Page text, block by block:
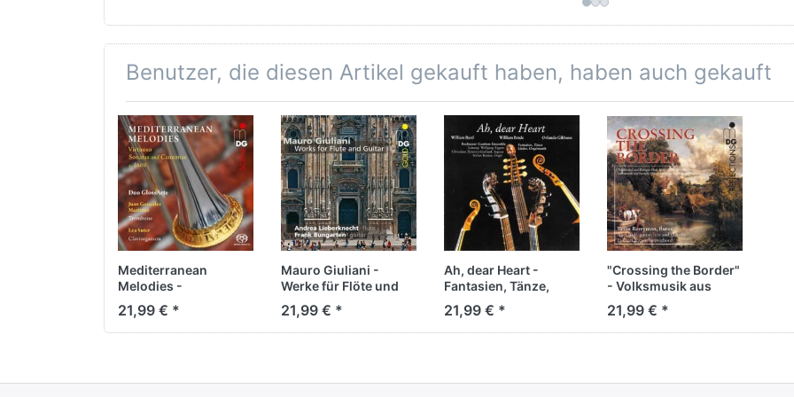
Johann Joachim Quantz
(1697 - 1773)
from ‘Fantasies and
Dmitri Shostakovich
sonic.art Saxophone
sonic.art Saxophone
Quartet
arr. von Peter Vigh
Quartet
Hybrid-SACD
Benutzer, die diesen Artikel gekauft haben, haben auch gekauft
Mediterranean
Melodies -
Kammermusik mit
Posaune und
Claviorganum
21,99 € *
Mauro Giuliani -
Werke für Flöte und
Gitarre
21,99 € *
Ah, dear Heart -
Fantasien, Tänze,
Lieder, Orgelmusik
21,99 € *
"Crossing the Border"
- Volksmusik aus
Schottland, England
und Irland
21,99 € *